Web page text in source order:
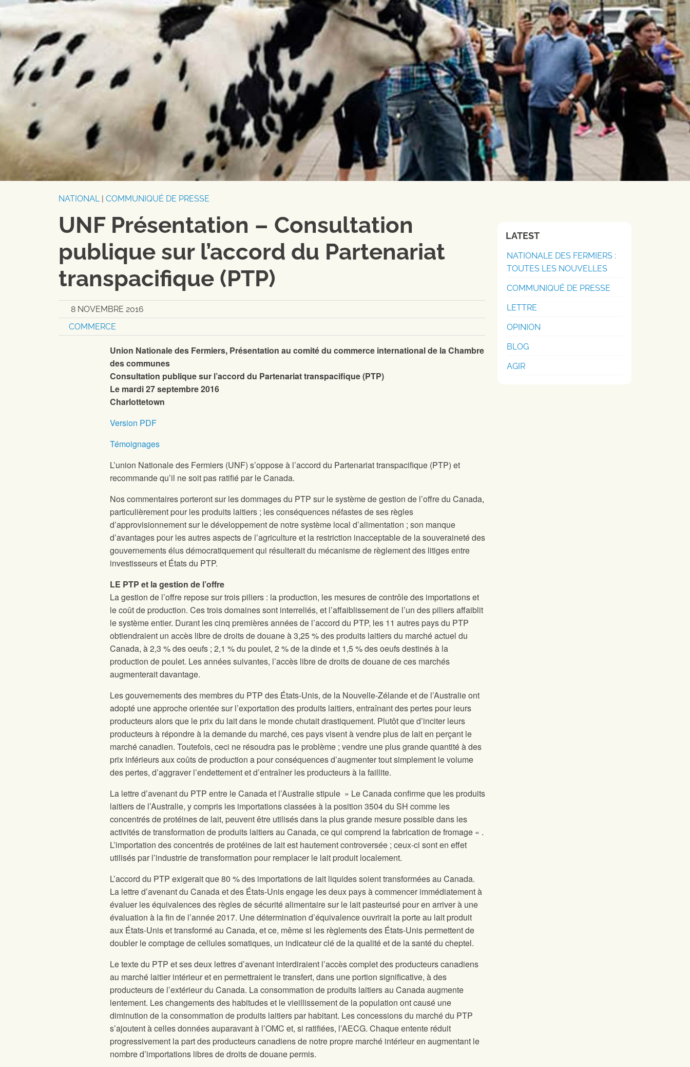
NATIONAL| COMMUNIQUÉ DE PRESSE
UNF Présentation – Consultation
publique sur l’accord du Partenariat
transpacifique (PTP)
8 NOVEMBRE 2016
COMMERCE
Union Nationale des Fermiers, Présentation au comité du commerce international de la Chambre
des communes
Consultation publique sur l’accord du Partenariat transpacifique (PTP)
Le mardi 27 septembre 2016
Charlottetown
Version PDF
Témoignages
L’union Nationale des Fermiers (UNF) s’oppose à l’accord du Partenariat transpacifique (PTP) et
recommande qu’il ne soit pas ratifié par le Canada.
Nos commentaires porteront sur les dommages du PTP sur le système de gestion de l’offre du Canada,
particulièrement pour les produits laitiers ; les conséquences néfastes de ses règles
d’approvisionnement sur le développement de notre système local d’alimentation ; son manque
d’avantages pour les autres aspects de l’agriculture et la restriction inacceptable de la souveraineté des
gouvernements élus démocratiquement qui résulterait du mécanisme de règlement des litiges entre
investisseurs et États du PTP.
LE PTP et la gestion de l’offre
La gestion de l’offre repose sur trois piliers : la production, les mesures de contrôle des importations et
le coût de production. Ces trois domaines sont interreliés, et l’affaiblissement de l’un des piliers affaiblit
le système entier. Durant les cinq premières années de l’accord du PTP, les 11 autres pays du PTP
obtiendraient un accès libre de droits de douane à 3,25 % des produits laitiers du marché actuel du
Canada, à 2,3 % des oeufs ; 2,1 % du poulet, 2 % de la dinde et 1,5 % des oeufs destinés à la
production de poulet. Les années suivantes, l’accès libre de droits de douane de ces marchés
augmenterait davantage.
Les gouvernements des membres du PTP des États-Unis, de la Nouvelle-Zélande et de l’Australie ont
adopté une approche orientée sur l’exportation des produits laitiers, entraînant des pertes pour leurs
producteurs alors que le prix du lait dans le monde chutait drastiquement. Plutôt que d’inciter leurs
producteurs à répondre à la demande du marché, ces pays visent à vendre plus de lait en perçant le
marché canadien. Toutefois, ceci ne résoudra pas le problème ; vendre une plus grande quantité à des
prix inférieurs aux coûts de production a pour conséquences d’augmenter tout simplement le volume
des pertes, d’aggraver l’endettement et d’entraîner les producteurs à la faillite.
La lettre d’avenant du PTP entre le Canada et l’Australie stipule » Le Canada confirme que les produits
laitiers de l’Australie, y compris les importations classées à la position 3504 du SH comme les
concentrés de protéines de lait, peuvent être utilisés dans la plus grande mesure possible dans les
activités de transformation de produits laitiers au Canada, ce qui comprend la fabrication de fromage « .
L’importation des concentrés de protéines de lait est hautement controversée ; ceux-ci sont en effet
utilisés par l’industrie de transformation pour remplacer le lait produit localement.
L’accord du PTP exigerait que 80 % des importations de lait liquides soient transformées au Canada.
La lettre d’avenant du Canada et des États-Unis engage les deux pays à commencer immédiatement à
évaluer les équivalences des règles de sécurité alimentaire sur le lait pasteurisé pour en arriver à une
évaluation à la fin de l’année 2017. Une détermination d’équivalence ouvrirait la porte au lait produit
aux États-Unis et transformé au Canada, et ce, même si les règlements des États-Unis permettent de
doubler le comptage de cellules somatiques, un indicateur clé de la qualité et de la santé du cheptel.
Le texte du PTP et ses deux lettres d’avenant interdiraient l’accès complet des producteurs canadiens
au marché laitier intérieur et en permettraient le transfert, dans une portion significative, à des
producteurs de l’extérieur du Canada. La consommation de produits laitiers au Canada augmente
lentement. Les changements des habitudes et le vieillissement de la population ont causé une
diminution de la consommation de produits laitiers par habitant. Les concessions du marché du PTP
s’ajoutent à celles données auparavant à l’OMC et, si ratifiées, l’AECG. Chaque entente réduit
progressivement la part des producteurs canadiens de notre propre marché intérieur en augmentant le
nombre d’importations libres de droits de douane permis.
LATEST
NATIONALE DES FERMIERS :
TOUTES LES NOUVELLES
COMMUNIQUÉ DE PRESSE
LETTRE
OPINION
BLOG
AGIR